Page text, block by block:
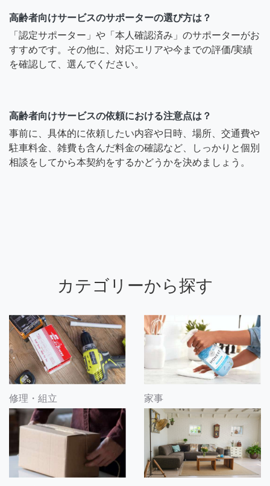
高齢者向けサービスのサポーターの選び方は？
「認定サポーター」や「本人確認済み」のサポーターがお
すすめです。その他に、対応エリアや今までの評価/実績
を確認して、選んでください。
高齢者向けサービスの依頼における注意点は？
事前に、具体的に依頼したい内容や日時、場所、交通費や
駐車料金、雑費も含んだ料金の確認など、しっかりと個別
相談をしてから本契約をするかどうかを決めましょう。
カテゴリーから探す
修理・組立 家事